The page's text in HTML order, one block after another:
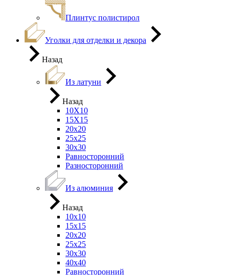
Плинтус полистирол
Уголки для отделки и декора
Назад
Из латуни
Назад
10Х10
15Х15
20х20
25х25
30х30
Равносторонний
Разносторонний
Из алюминия
Назад
10х10
15х15
20х20
25х25
30х30
40х40
Равносторонний